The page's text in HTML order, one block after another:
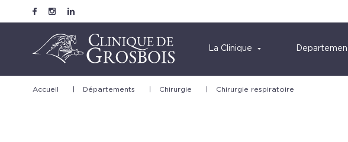
La Clinique
Accueil Départements Chirurgie Chirurgie respiratoire